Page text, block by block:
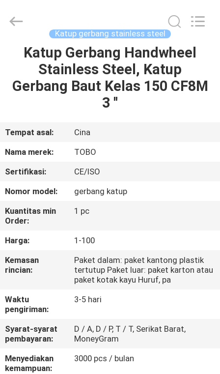
RUMAH
PRODUK
KAMI
PABRIK
KONTROL
KUALITAS
HUBUNGI
KAMI
BERITA
PERMINTAAN
PENAWARAN
GROUP
CHINA.
Katup gerbang stainless steel
Katup Gerbang Handwheel
Stainless Steel, Katup
Gerbang Baut Kelas 150 CF8M
3 ''
Tempat asal:
Cina
Nama merek:
TOBO
Sertifikasi:
CE/ISO
Nomor model:
gerbang katup
Kuantitas min
Order:
1 pc
Harga:
1-100
Kemasan
rincian:
Paket dalam: paket kantong plastik
tertutup Paket luar: paket karton atau
paket kotak kayu Huruf, pa
Waktu
pengiriman:
3-5 hari
Syarat-syarat
pembayaran:
D / A, D / P, T / T, Serikat Barat,
MoneyGram
Menyediakan
kemampuan:
3000 pcs / bulan